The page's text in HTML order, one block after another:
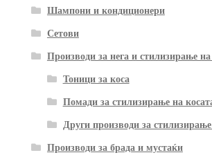
Шампони и кондиционери
Сетови
Производи за нега и стилизирање на
Тоници за коса
Помади за стилизирање на
Други производи за
Производи за брада и мустаќи